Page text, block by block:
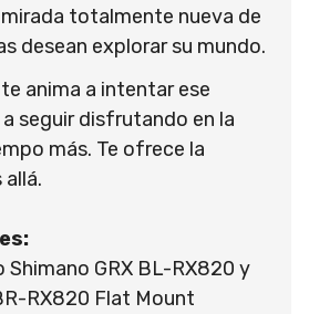
totalmente nueva de
desean explorar su mundo.
te anima a intentar ese
seguir disfrutando en la
más. Te ofrece la
GRX BL-RX820 y
RX820 Flat Mount